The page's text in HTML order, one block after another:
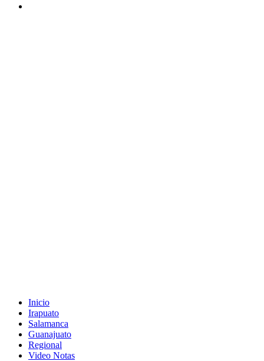
Inicio
Irapuato
Salamanca
Guanajuato
Regional
Video Notas